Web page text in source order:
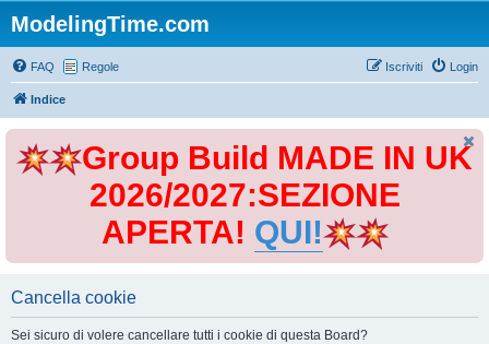
ModelingTime.com
FAQ Regole Login
Iscriviti
Indice
Group Build MADE IN UK
2026/2027:SEZIONE
APERTA! QUI!
Cancella cookie
Sei sicuro di volere cancellare tutti i cookie di questa Board?